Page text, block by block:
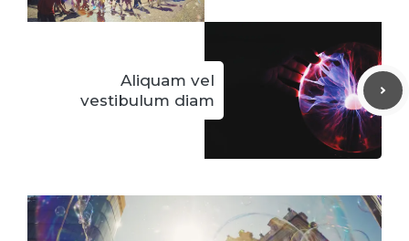
Aliquam vel
vestibulum diam